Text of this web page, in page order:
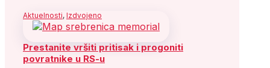
Aktuelnosti, Izdvojeno
Prestanite vršiti pritisak i progoniti
povratnike u RS-u